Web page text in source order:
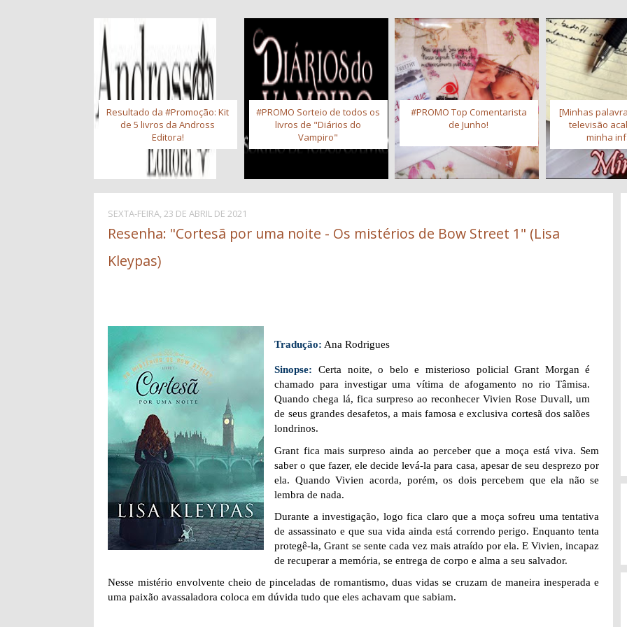
Resultado da #Promoção: Kit
de 5 livros da Andross
Editora!
#PROMO Sorteio de todos os
livros de "Diários do
Vampiro"
#PROMO Top Comentarista
de Junho!
[Minhas
televisão
minha
SEXTA-FEIRA, 23 DE ABRIL DE 2021
Resenha: "Cortesã por uma noite - Os mistérios de Bow Street 1" (Lisa
Kleypas)
Tradução: Ana Rodrigues
Sinopse: Certa noite, o belo e misterioso policial Grant Morgan é
chamado para investigar uma vítima de afogamento no rio Tâmisa.
Quando chega lá, fica surpreso ao reconhecer Vivien Rose Duvall, um
de seus grandes desafetos, a mais famosa e exclusiva cortesã dos salões
londrinos.
Grant fica mais surpreso ainda ao perceber que a moça está viva. Sem
saber o que fazer, ele decide levá-la para casa, apesar de seu desprezo por
ela. Quando Vivien acorda, porém, os dois percebem que ela não se
lembra de nada.
Durante a investigação, logo fica claro que a moça sofreu uma tentativa
de assassinato e que sua vida ainda está correndo perigo. Enquanto tenta
protegê-la, Grant se sente cada vez mais atraído por ela. E Vivien, incapaz
de recuperar a memória, se entrega de corpo e alma a seu salvador.
Nesse mistério envolvente cheio de pinceladas de romantismo, duas vidas se cruzam de maneira inesperada e
uma paixão avassaladora coloca em dúvida tudo que eles achavam que sabiam.